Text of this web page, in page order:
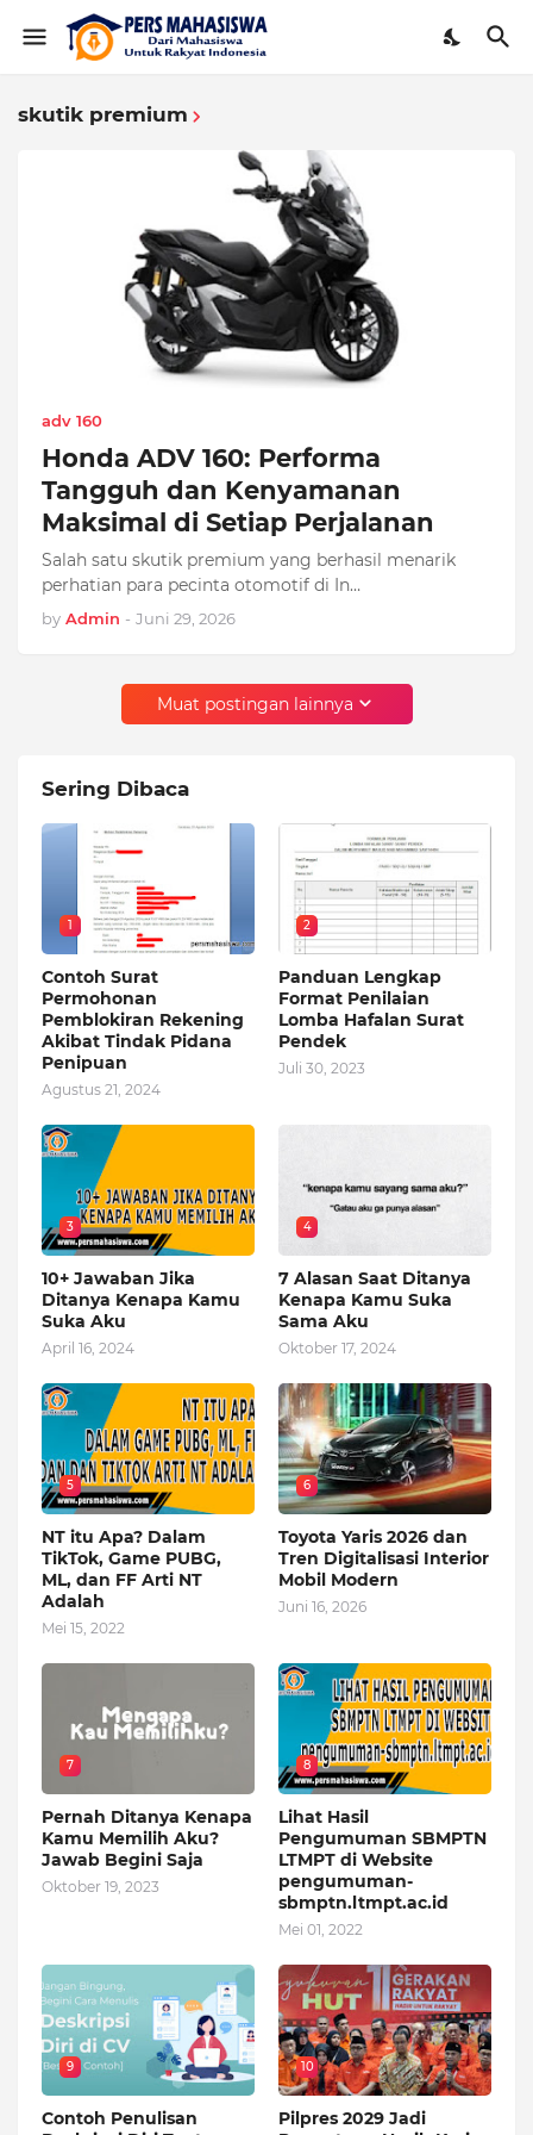
skutik premium
adv 160
Honda ADV 160: Performa
Tangguh dan Kenyamanan
Maksimal di Setiap Perjalanan
Salah satu skutik premium yang berhasil menarik
perhatian para pecinta otomotif di In…
by Admin - Juni 29, 2026
Muat postingan lainnya
Sering Dibaca
1
Contoh Surat
Permohonan
Pemblokiran Rekening
Akibat Tindak Pidana
Penipuan
Agustus 21, 2024
2
Panduan Lengkap
Format Penilaian
Lomba Hafalan Surat
Pendek
Juli 30, 2023
3
10+ Jawaban Jika
Ditanya Kenapa Kamu
Suka Aku
April 16, 2024
4
7 Alasan Saat Ditanya
Kenapa Kamu Suka
Sama Aku
Oktober 17, 2024
5
NT itu Apa? Dalam
TikTok, Game PUBG,
ML, dan FF Arti NT
Adalah
Mei 15, 2022
6
Toyota Yaris 2026 dan
Tren Digitalisasi Interior
Mobil Modern
Juni 16, 2026
7
Pernah Ditanya Kenapa
Kamu Memilih Aku?
Jawab Begini Saja
Oktober 19, 2023
8
Lihat Hasil
Pengumuman SBMPTN
LTMPT di Website
pengumuman-
sbmptn.ltmpt.ac.id
Mei 01, 2022
9
Contoh Penulisan
10
Pilpres 2029 Jadi